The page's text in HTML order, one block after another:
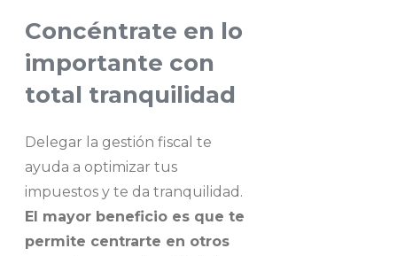
Concéntrate en lo
importante con
total tranquilidad
Delegar la gestión fiscal te
ayuda a optimizar tus
impuestos y te da tranquilidad.
El mayor beneficio es que te
permite centrarte en otros